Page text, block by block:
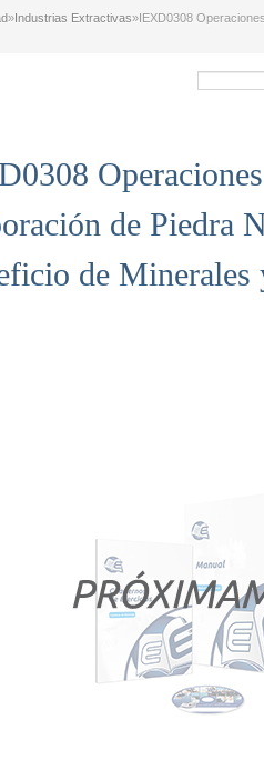
»Industrias Extractivas»IEXD0308
de Piedra
de Minerales